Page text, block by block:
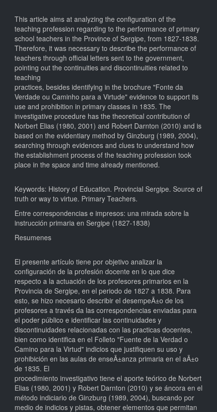
This article aims at analyzing the configuration of the
teaching profession regarding to the performance of primary
school teachers in the Province of Sergipe, from 1827-1838.
Therefore, it was necessary to describe the performance of
teachers through official letters sent to the government,
pointing out the continuities and discontinuities related to
teaching
practices, besides identifying in the brochure "Fonte da
Verdade ou Caminho para a Virtude" evidence to support its
use and prohibition in primary classes in 1835. The
investigative procedure has the theoretical contribution of
Norbert Elias (1980, 2001) and Robert Darnton (2010) and is
based on the evidentiary method by Ginzburg (1989, 2004),
searching through evidences and clues to understand how
the establishment process of the teaching profession took
place in the space and time already mentioned.
Keywords: History of Education. Provincial Sergipe. Source of
truth or way to virtue. Primary Teachers.
Entre correspondencias e impresos: una mirada sobre la
instrucción primaria en Sergipe (1827-1838)
Resumenes
El presente artículo tiene por objetivo analizar la
configuración de la profesión docente en lo que dice
respecto a la actuación de los profesores primarios en la
Provincia de Sergipe, en el periodo de 1827 a 1838. Para
esto, se hizo necesario describir el desempeÃ±o de los
profesores a través da las correspondencias enviadas para
el poder público e identificar las continuidades y
discontinuidades relacionadas con las practicas docentes,
bien como identifica en el Folleto "Fuente de la Verdad o
Camino para la Virtud" indicios que justifiquen su uso y
prohibición en las aulas de enseÃ±anza primaria en el aÃ±o
de 1835. El
procedimiento investigativo tiene el aporte teórico de Norbert
Elias (1980, 2001) y Robert Darnton (2010) y se áncora en el
método indiciario de Ginzburg (1989, 2004), buscando por
medio de indicios y pistas, obtener elementos que permitan